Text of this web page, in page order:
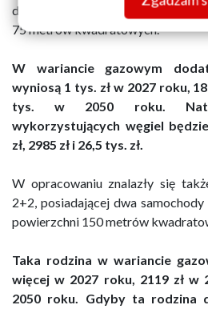
dzień z węgla bądź gazu,
75 metrów kwadratowych.
W wariancie gazowym
wyniosą 1 tys. zł w 2027 roku,
tys. w 2050 roku.
wykorzystujących węgiel
zł, 2985 zł i 26,5 tys. zł.
W opracowaniu znalazły się
2+2, posiadającej dwa
powierzchni 150 metrów
Taka rodzina w wariancie
więcej w 2027 roku, 2119 zł
2050 roku. Gdyby ta rodzina